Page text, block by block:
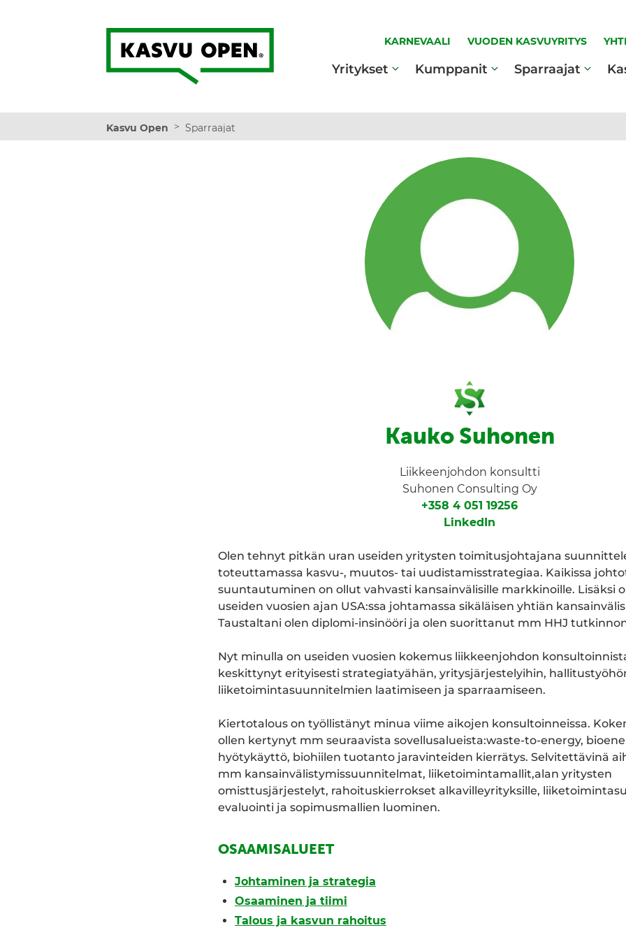
Kasvu Open
KARNEVAALI VUODEN KASVUYRITYS
Yritykset Kumppanit Sparraajat
Kasvu Open > Sparraajat
Kauko Suhonen
Liikkeenjohdon konsultti
Suhonen Consulting Oy
+358 4 051 19256
LinkedIn
Olen tehnyt pitkän uran useiden yritysten toimitusjohtajana
toteuttamassa kasvu-, muutos- tai uudistamisstrategiaa. Kaikissa
suuntautuminen on ollut vahvasti kansainvälisille markkinoille. Lisäksi
useiden vuosien ajan USA:ssa johtamassa sikäläisen yhtiän
Taustaltani olen diplomi-insinööri ja olen suorittanut mm HHJ
Nyt minulla on useiden vuosien kokemus liikkeenjohdon
keskittynyt erityisesti strategiatyähän, yritysjärjestelyihin,
liiketoimintasuunnitelmien laatimiseen ja sparraamiseen.
Kiertotalous on työllistänyt minua viime aikojen konsultoinneissa.
ollen kertynyt mm seuraavista sovellusalueista:waste-to-energy,
hyötykäyttö, biohiilen tuotanto jaravinteiden kierrätys. Selvitettävinä
mm kansainvälistymissuunnitelmat, liiketoimintamallit,alan yritysten
omisttusjärjestelyt, rahoituskierrokset alkavilleyrityksille,
evaluointi ja sopimusmallien luominen.
OSAAMISALUEET
Johtaminen ja strategia
Osaaminen ja tiimi
Talous ja kasvun rahoitus